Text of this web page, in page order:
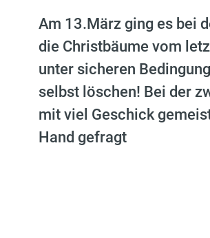
Am 13.März ging es bei
die Christbäume vom
unter sicheren
selbst löschen! Bei der
mit viel Geschick
Hand gefragt